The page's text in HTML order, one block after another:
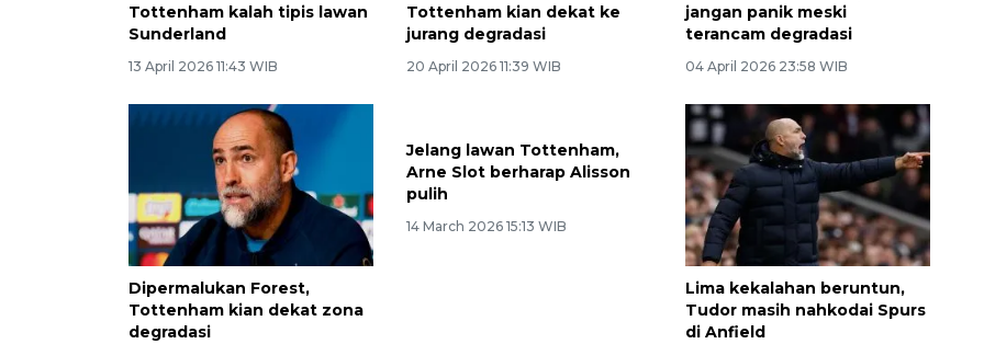
Tottenham kalah tipis lawan
Sunderland
13 April 2026 11:43 WIB
Tottenham kian dekat ke
jurang degradasi
20 April 2026 11:39 WIB
jangan panik meski
terancam degradasi
04 April 2026 23:58 WIB
Dipermalukan Forest,
Tottenham kian dekat zona
degradasi
Jelang lawan Tottenham,
Arne Slot berharap Alisson
pulih
14 March 2026 15:13 WIB
Lima kekalahan beruntun,
Tudor masih nahkodai Spurs
di Anfield